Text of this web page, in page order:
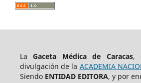
LaGaceta Médica de Caracas,
divulgación de la ACADEMIA
Siendo ENTIDAD EDITORA, y por